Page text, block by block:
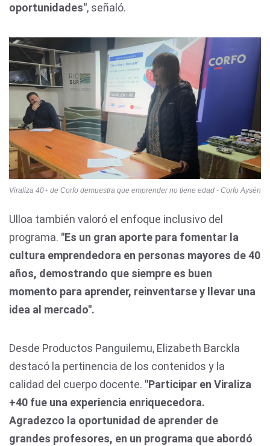
oportunidades", señaló.
Viraliza 40+ de Corfo demuestra que emprender no tiene edad - Corfo Aysén
Ulloa también valoró el enfoque inclusivo del
programa. "Es un gran aporte para fomentar la
cultura emprendedora en personas mayores de 40
años, demostrando que siempre es buen
momento para aprender, reinventarse y llevar una
idea al mercado".
Desde Productos Panguilemu, Elizabeth Barckla
destacó la pertinencia de los contenidos y la
calidad del cuerpo docente. "Participar en Viraliza
+40 fue una experiencia enriquecedora.
Agradezco la oportunidad de aprender de
grandes profesores, en un programa que abordó